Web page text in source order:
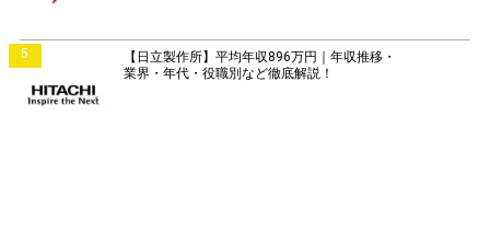
5
【日立製作所】平均年収896万円｜年収推移・
業界・年代・役職別など徹底解説！